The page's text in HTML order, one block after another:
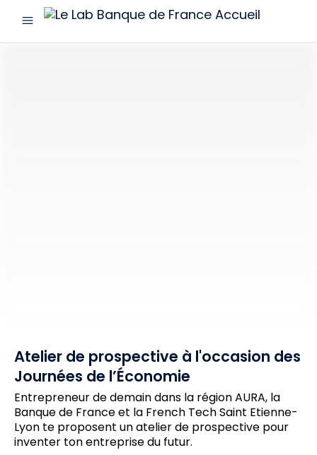
menu
Le
Atelier de prospective à l'occasion des
Journées de l’Économie
Entrepreneur de demain dans la région AURA, la
Banque de France et la French Tech Saint Etienne-
Lyon te proposent un atelier de prospective pour
inventer ton entreprise du futur.